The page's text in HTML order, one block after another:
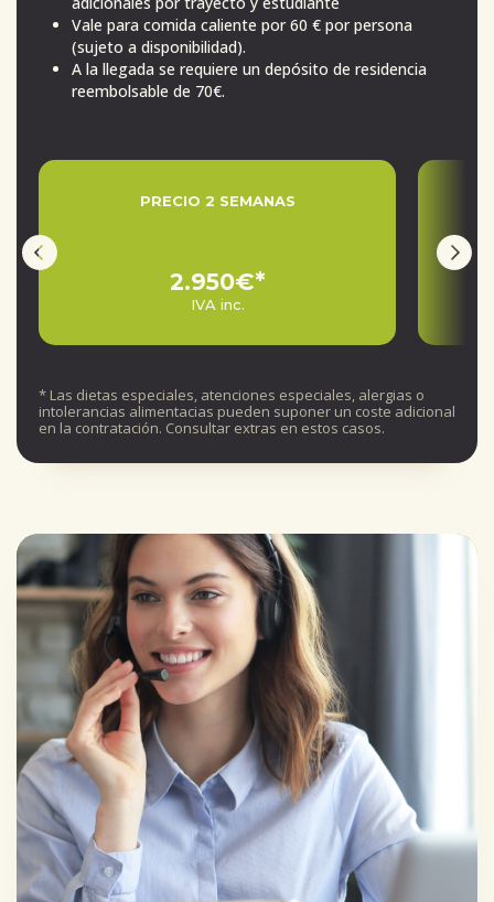
Vale para comida caliente por 60 € por persona
(sujeto a disponibilidad).
A la llegada se requiere un depósito de residencia
reembolsable de 70€.
PRECIO 2 SEMANAS
2.950€*
IVA inc.
* Las dietas especiales, atenciones especiales, alergias o
intolerancias alimentacias pueden suponer un coste adicional
en la contratación. Consultar extras en estos casos.